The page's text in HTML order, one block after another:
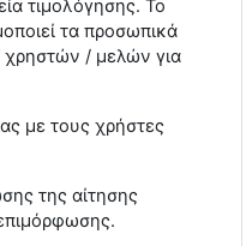
τιμολόγησης. Το
τα προσωπικά
/ μελών για
με τους χρήστες
της αίτησης